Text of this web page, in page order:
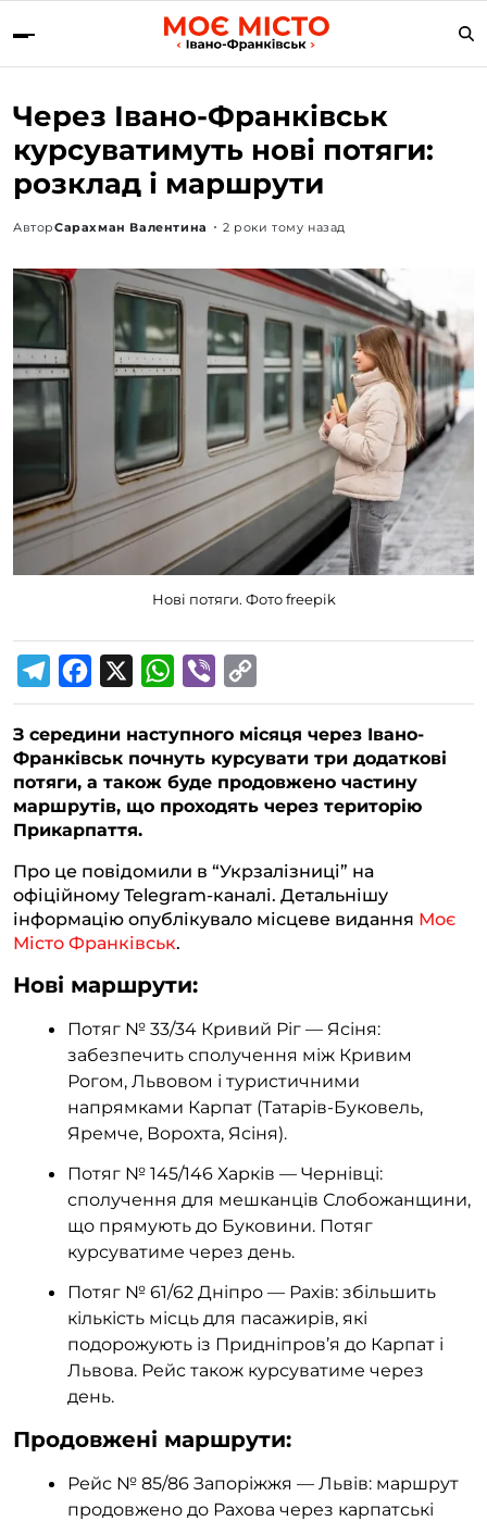
Через Івано-Франківськ
курсуватимуть нові потяги:
розклад і маршрути
АвторСарахман Валентина 2 роки тому назад
Нові потяги. Фото freepik
e
l
e
g
r
a
m
a
c
e
b
o
o
k
W
h
a
t
s
p
p
i
b
e
r
o
p
y
L
n
k
З середини наступного місяця через Івано-
Франківськ почнуть курсувати три додаткові
потяги, а також буде продовжено частину
маршрутів, що проходять через територію
Прикарпаття.
Про це повідомили в “Укрзалізниці” на
офіційному Telegram-каналі. Детальнішу
інформацію опублікувало місцеве видання Моє
Місто Франківськ.
Нові маршрути:
Потяг № 33/34 Кривий Ріг — Ясіня:
забезпечить сполучення між Кривим
Рогом, Львовом і туристичними
напрямками Карпат (Татарів-Буковель,
Яремче, Ворохта, Ясіня).
Потяг № 145/146 Харків — Чернівці:
сполучення для мешканців Слобожанщини,
що прямують до Буковини. Потяг
курсуватиме через день.
Потяг № 61/62 Дніпро — Рахів: збільшить
кількість місць для пасажирів, які
подорожують із Придніпров’я до Карпат і
Львова. Рейс також курсуватиме через
день.
Продовжені маршрути:
Рейс № 85/86 Запоріжжя — Львів: маршрут
продовжено до Рахова через карпатські